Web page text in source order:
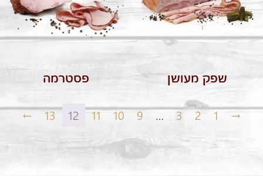
שפק מעושן פסטרמה
→
1
2
3
…
9
10
11
12
13
←